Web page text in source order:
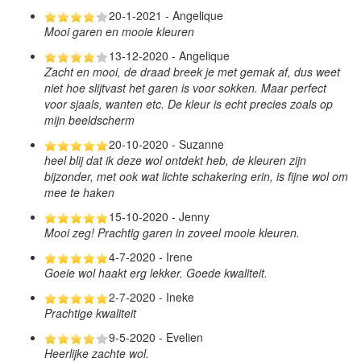
20-1-2021 - Angelique
Mooi garen en mooie kleuren
13-12-2020 - Angelique
Zacht en mooi, de draad breek je met gemak af, dus weet
niet hoe slijtvast het garen is voor sokken. Maar perfect
voor sjaals, wanten etc. De kleur is echt precies zoals op
mijn beeldscherm
20-10-2020 - Suzanne
heel blij dat ik deze wol ontdekt heb, de kleuren zijn
bijzonder, met ook wat lichte schakering erin, is fijne wol om
mee te haken
15-10-2020 - Jenny
Mooi zeg! Prachtig garen in zoveel mooie kleuren.
4-7-2020 - Irene
Goeie wol haakt erg lekker. Goede kwaliteit.
2-7-2020 - Ineke
Prachtige kwaliteit
9-5-2020 - Evelien
Heerlijke zachte wol.